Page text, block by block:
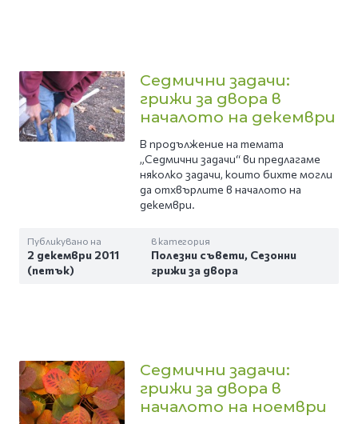
Седмични задачи:
грижи за двора в
началото на декември
В продължение на темата
„Седмични задачи“ ви предлагаме
няколко задачи, които бихте могли
да отхвърлите в началото на
декември.
Публикувано на
2 декември 2011
(петък)
в категория
Полезни съвети, Сезонни
грижи за двора
Седмични задачи:
грижи за двора в
началото на ноември